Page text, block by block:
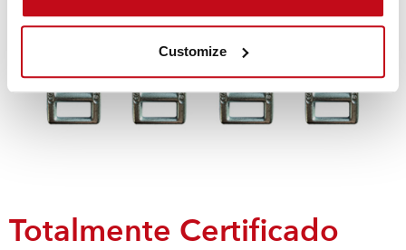
Customize
Totalmente Certificado